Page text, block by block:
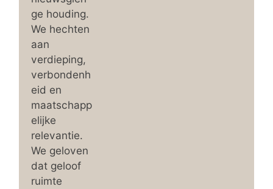
ge houding.
We hechten
aan
verdieping,
verbondenh
eid en
maatschapp
elijke
relevantie.
We geloven
dat geloof
ruimte